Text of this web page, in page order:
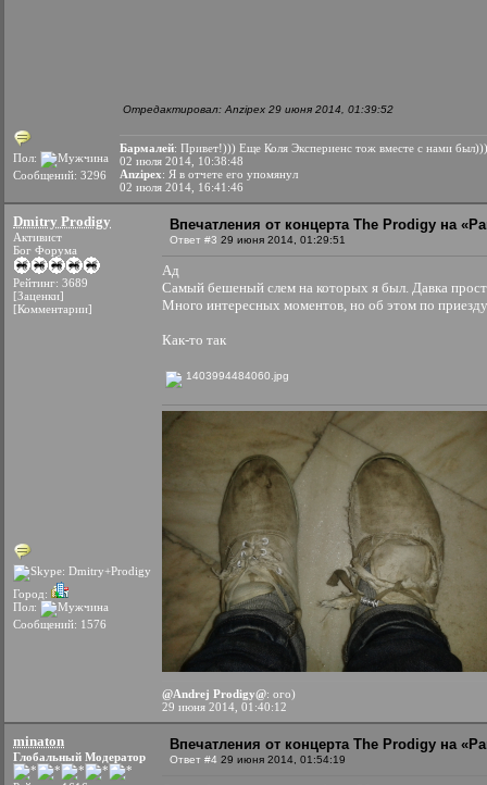
Пол:
Сообщений: 3296
Отредактировал: Anzipex 29 июня 2014, 01:39:52
Бармалей: Привет!))) Еще Коля Экспериенс тож вместе с нами был)))
02 июля 2014, 10:38:48
Anzipex: Я в отчете его упомянул
02 июля 2014, 16:41:46
Dmitry Prodigy
Активист
Бог Форума
Рейтинг: 3689
[Заценки]
[Комментарии]
Город:
Пол:
Сообщений: 1576
Впечатления от концерта The Prodigy на
Ответ #3 29 июня 2014, 01:29:51
Ад
Самый бешеный слем на которых я был. Давка
Много интересных моментов, но об этом по
Как-то так
1403994484060.jpg
@Andrej Prodigy@: ого)
29 июня 2014, 01:40:12
minaton
Глобальный Модератор
Впечатления от концерта The Prodigy на
Ответ #4 29 июня 2014, 01:54:19